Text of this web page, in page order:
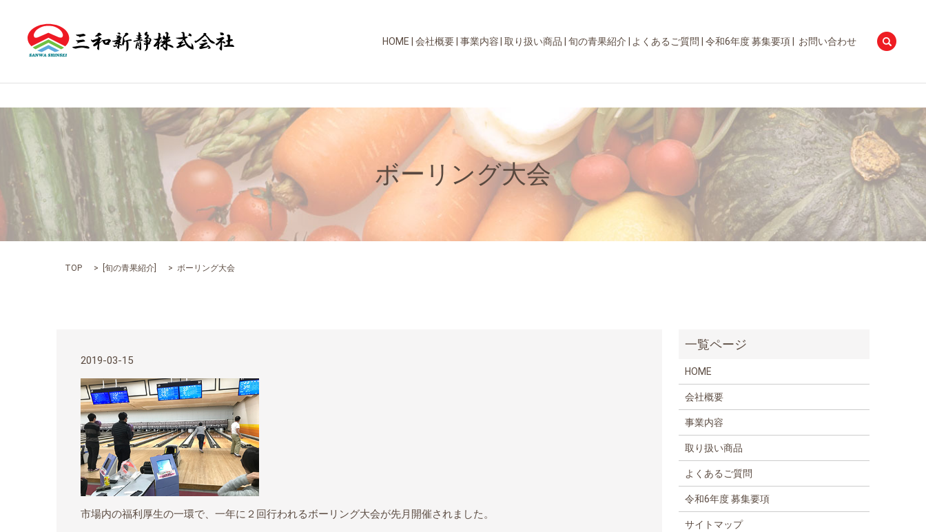
HOME 会社概要 事業内容 取り扱い商品 旬の青果紹介 よくあるご質問 令和6年度 募集要項 お問い合わせ
ボーリング大会
TOP 旬の青果紹介 ボーリング大会
2019-03-15
市場内の福利厚生の一環で、一年に２回行われるボーリング大会が先月開催されました。
HOME
会社概要
事業内容
取り扱い商品
よくあるご質問
令和6年度 募集要項
サイトマップ